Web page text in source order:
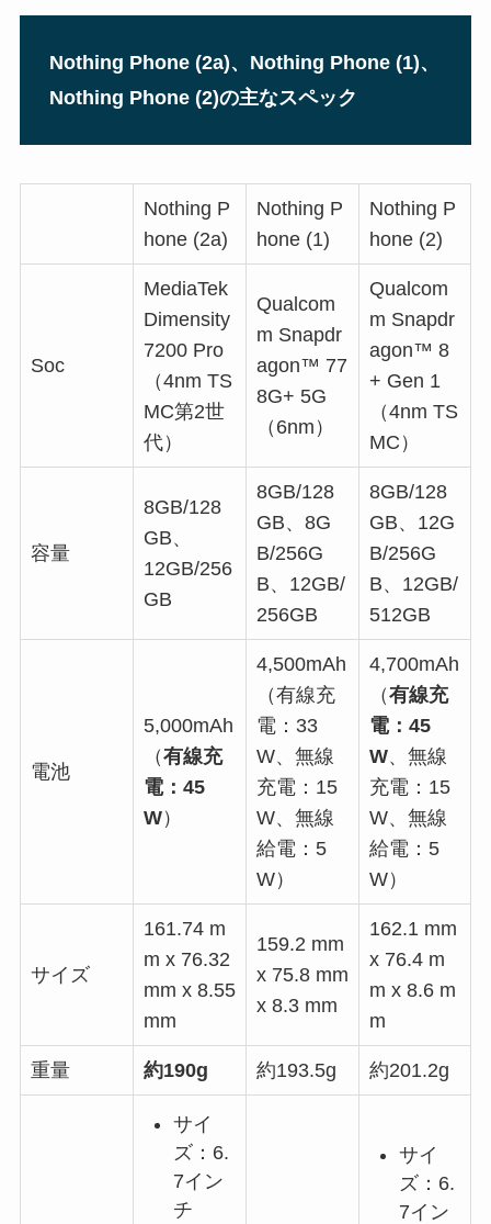
Nothing Phone (2a)、Nothing Phone (1)、
Nothing Phone (2)の主なスペック
Nothing P
hone (2a)
Nothing P
hone (1)
Nothing P
hone (2)
Soc
MediaTek
Dimensity
7200 Pro
（4nm TS
MC第2世
代）
Qualcom
m Snapdr
agon™ 77
8G+ 5G
（6nm）
Qualcom
m Snapdr
agon™ 8
+ Gen 1
（4nm TS
MC）
容量
8GB/128
GB、
12GB/256
GB
8GB/128
GB、8G
B/256G
B、12GB/
256GB
8GB/128
GB、12G
B/256G
B、12GB/
512GB
電池
5,000mAh
（有線充
電：45
W）
4,500mAh
（有線充
電：33
W、無線
充電：15
W、無線
給電：5
W）
4,700mAh
（有線充
電：45
W、無線
充電：15
W、無線
給電：5
W）
サイズ
161.74 m
m x 76.32
mm x 8.55
mm
159.2 mm
x 75.8 mm
x 8.3 mm
162.1 mm
x 76.4 m
m x 8.6 m
m
重量 約190g 約193.5g 約201.2g
サイ
ズ：6.
7イン
チ
サイ
ズ：6.
7イン